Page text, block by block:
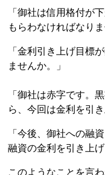
「御社は信用格付が
もらわなければなりま
「金利引き上げ目標
ませんか。」
「御社は赤字です。
ら、今回は金利を引
「今後、御社への融
融資の金利を引き上
このようなことを言